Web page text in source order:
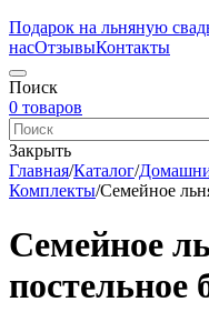
Подарок на льняную
насОтзывыКонтакты
Поиск
0 товаров
Закрыть
Главная/Каталог/
Комплекты/Семейное
Семейное
постельное